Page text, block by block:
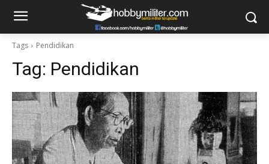
Tags Pendidikan
Tag: Pendidikan